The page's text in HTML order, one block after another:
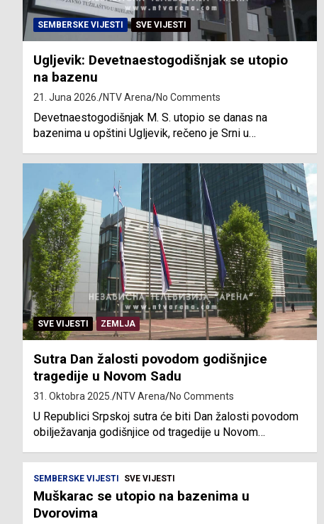
SEMBERSKE VIJESTI SVE VIJESTI
Ugljevik: Devetnaestogodišnjak se utopio
na bazenu
21. Juna 2026. NTV Arena No Comments
Devetnaestogodišnjak M. S. utopio se danas na
bazenima u opštini Ugljevik, rečeno je Srni u…
SVE VIJESTI ZEMLJA
Sutra Dan žalosti povodom godišnjice
tragedije u Novom Sadu
31. Oktobra 2025. NTV Arena No Comments
U Republici Srpskoj sutra će biti Dan žalosti povodom
obilježavanja godišnjice od tragedije u Novom…
SEMBERSKE VIJESTI SVE VIJESTI
Muškarac se utopio na bazenima u
Dvorovima